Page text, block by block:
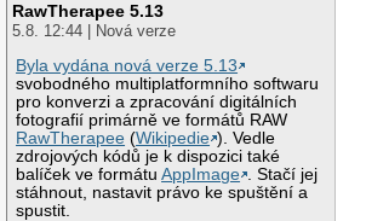
RawTherapee 5.13
5.8. 12:44 | Nová verze
Byla vydána nová verze 5.13
svobodného multiplatformního softwaru
pro konverzi a zpracování digitálních
fotografií primárně ve formátů RAW
RawTherapee (Wikipedie ). Vedle
zdrojových kódů je k dispozici také
balíček ve formátuAppImage
. Stačí jej
stáhnout, nastavit právo ke spuštění a
spustit.